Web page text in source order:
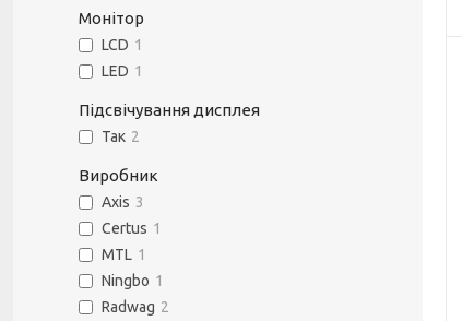
Монітор
LCD 1
LED 1
Підсвічування дисплея
Так 2
Виробник
Axis 3
Certus 1
MTL 1
Ningbo 1
Radwag 2